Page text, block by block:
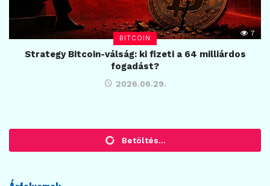
BITCOIN
7
Strategy Bitcoin-válság: ki fizeti a 64 milliárdos
fogadást?
2026.06.29.